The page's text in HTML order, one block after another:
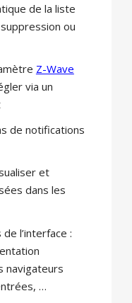
de la liste
ou
Z-Wave
via un
de notifications
et
dans les
l’interface :
navigateurs
…